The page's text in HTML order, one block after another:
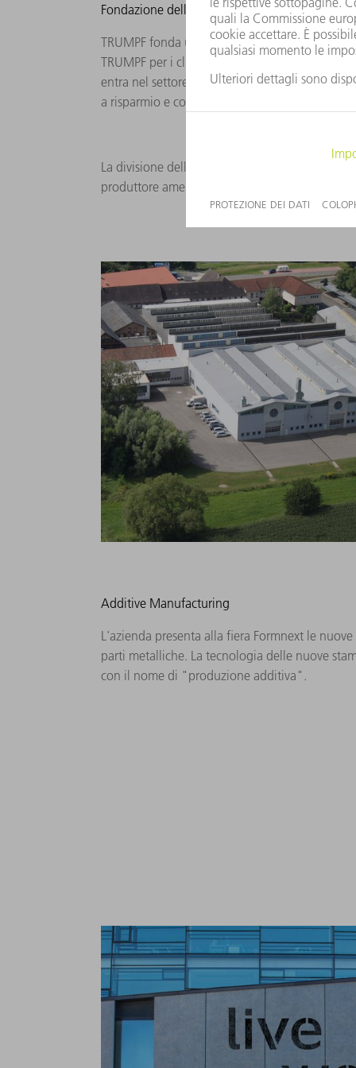
Fondazione della TRUMPF Bank
TRUMPF fonda una sua banca per poter
TRUMPF per i clienti in tutto il mondo.
entra nel settore dei depositi e offre ai suoi
a risparmio e conti di deposito vincolato,
La divisione della tecnica medicale viene
produttore americano operante in questo
Additive Manufacturing
L'azienda presenta alla fiera Formnext le
parti metalliche. La tecnologia delle nuove
con il nome di "produzione additiva".